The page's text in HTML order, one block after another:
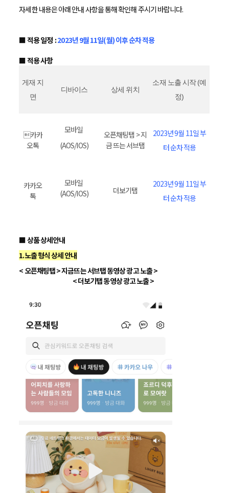
자세한 내용은 아래 안내 사항을 통해 확인해 주시기 바랍니다.
■ 적용 일정 :2023년 9월 11일(월) 이후 순차 적용
■ 적용 사항
게재 지
면
디바이스 상세 위치
소재 노출 시작 (예
정)
카카
오톡
모바일
(AOS/IOS)
오픈채팅탭 > 지
금 뜨는 서브탭
2023년 9월 11일 부
터 순차 적용
카카오
톡
모바일
(AOS/IOS)
더보기탭
2023년 9월 11일 부
터 순차 적용
■ 상품 상세안내
1.노출 형식 상세 안내
< 오픈채팅탭 > 지금뜨는 서브탭 동영상 광고 노출 >
< 더보기탭 동영상 광고 노출 >